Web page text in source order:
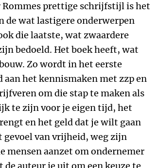
Rommes prettige schrijfstijl is het
de wat lastigere onderwerpen
die laatste, wat zwaardere
bedoeld. Het boek heeft, wat
Zo wordt in het eerste
aan het kennismaken met zzp en
om die stap te maken als
te zijn voor je eigen tijd, het
en het geld dat je wilt gaan
gevoel van vrijheid, weg zijn
mensen aanzet om ondernemer